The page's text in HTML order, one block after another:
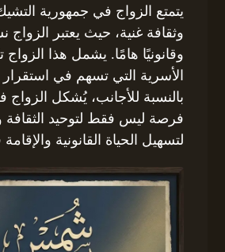
يتمتع الزواج في جمهورية
وثقافة غنية، حيث يعتبر الزواج
وقانونيًا هامًا. يشمل هذا الزواج
الأسرية التي تسهم في استقرار
بالنسبة للأجانب، يُشكل الزواج
فرصة ليس فقط لتوحيد الثقافة
لتسهيل الحياة القانونية والإقامة